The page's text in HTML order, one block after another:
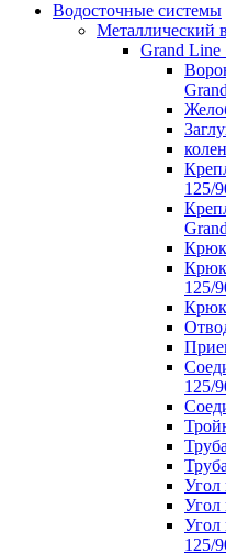
Водосточные системы
Металлический
Grand Line
125/
Крюк
125/
Крюк
125/
Угол
Угол
Угол
125/